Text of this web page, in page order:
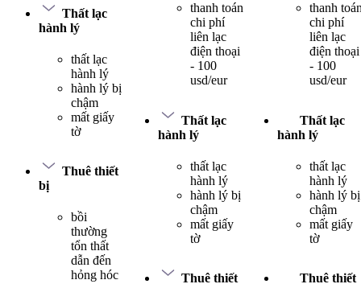
Thất lạc
hành lý
thất lạc
hành lý
hành lý bị
chậm
mất giấy
tờ
Thuê thiết
bị
bồi
thường
tổn thất
dẫn đến
hỏng hóc
thanh toán
chi phí
liên lạc
điện thoại
- 100
usd/eur
Thất lạc
hành lý
thất lạc
hành lý
hành lý bị
chậm
mất giấy
tờ
Thuê thiết
thanh
chi phí
liên lạc
điện thoại
- 100
usd/eur
Thất lạc
hành lý
thất lạc
hành lý
hành lý bị
chậm
mất giấy
tờ
Thuê thiết